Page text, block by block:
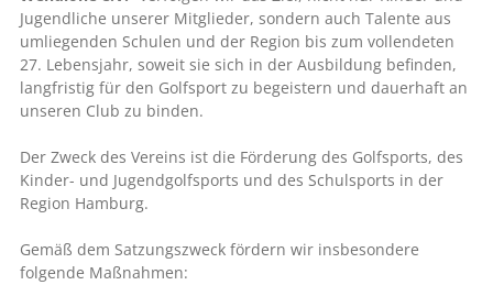
Jugendliche unserer Mitglieder, sondern auch Talente aus
umliegenden Schulen und der Region bis zum vollendeten
27. Lebensjahr, soweit sie sich in der Ausbildung befinden,
langfristig für den Golfsport zu begeistern und dauerhaft an
unseren Club zu binden.
Der Zweck des Vereins ist die Förderung des Golfsports, des
Kinder- und Jugendgolfsports und des Schulsports in der
Region Hamburg.
Gemäß dem Satzungszweck fördern wir insbesondere
folgende Maßnahmen: